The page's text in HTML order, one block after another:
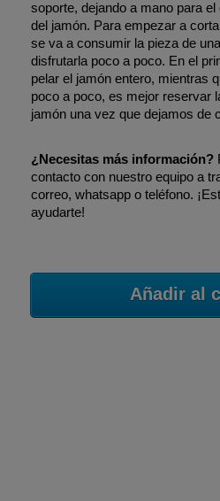
soporte, dejando a mano para
del jamón. Para empezar a
se va a consumir la pieza de
disfrutarla poco a poco. En el
pelar el jamón entero, mientras
poco a poco, es mejor reservar
jamón una vez que dejamos de
¿Necesitas más información?
contacto con nuestro equipo a
correo, whatsapp o teléfono.
ayudarte!
Añadir al